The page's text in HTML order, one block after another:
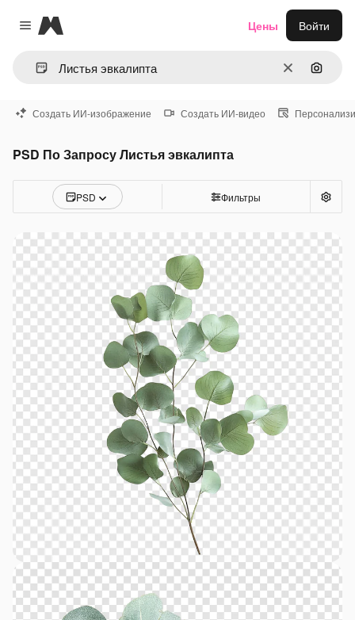
Close menu
Magnific
ОчиститьПоиск
Цены Войти
Создать ИИ-изображение Создать ИИ-видео
PSD По Запросу Листья эвкалипта
PSD Фильтры